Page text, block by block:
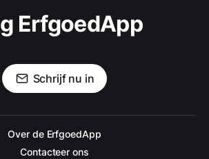
ErfgoedApp
Schrijf nu in
Over de ErfgoedApp
Contacteer ons